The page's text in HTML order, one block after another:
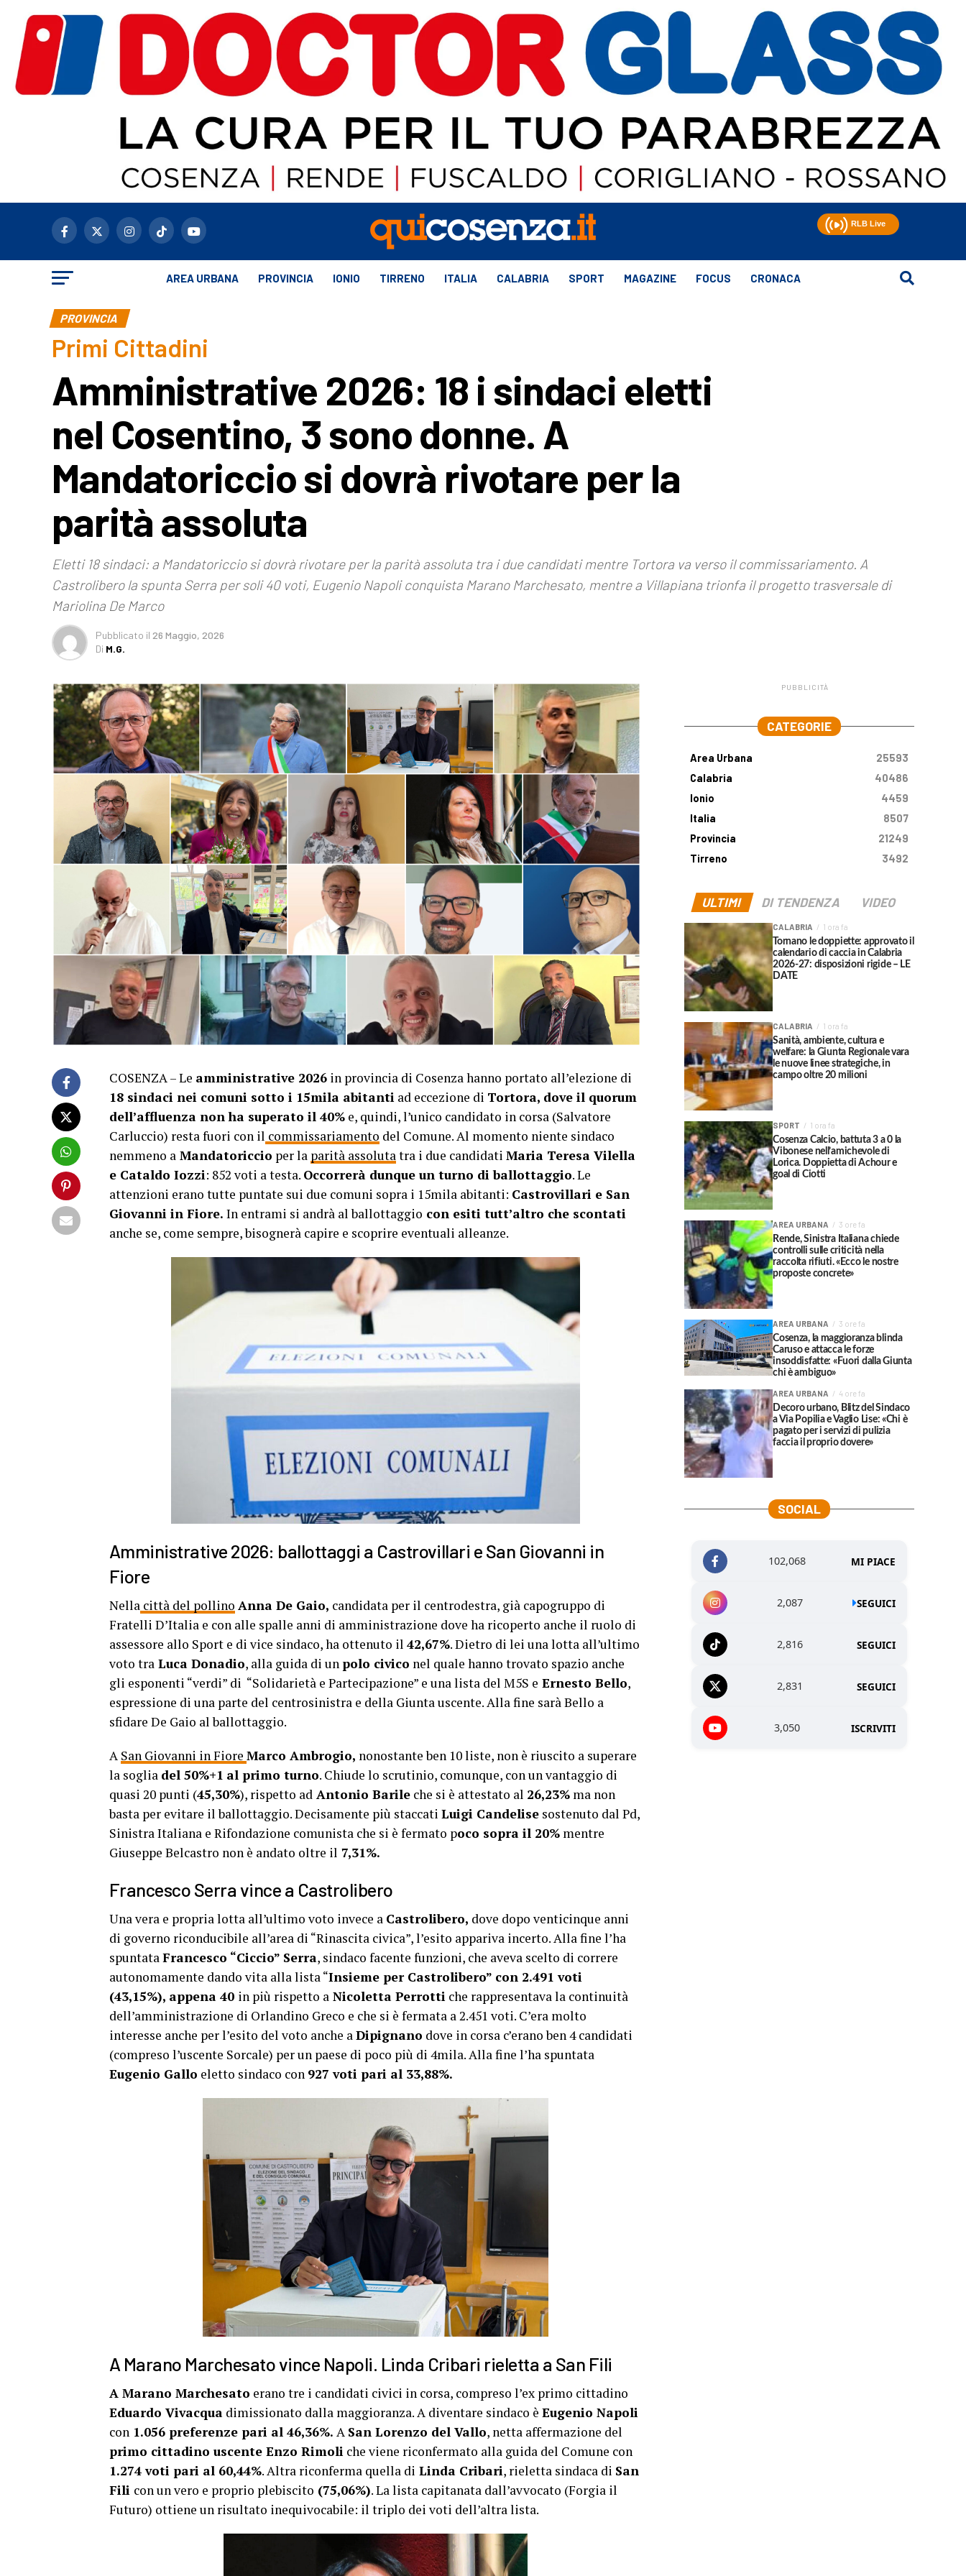
AREA URBANA PROVINCIA IONIO TIRRENO ITALIA CALABRIA SPORT MAGAZINE FOCUS CRONACA
PROVINCIA
Primi Cittadini
Amministrative 2026: 18 i sindaci eletti
nel Cosentino, 3 sono donne. A
Mandatoriccio si dovrà rivotare per la
parità assoluta
Eletti 18 sindaci: a Mandatoriccio si dovrà rivotare per la parità assoluta tra i due candidati mentre Tortora va verso il commissariamento. A
Castrolibero la spunta Serra per soli 40 voti, Eugenio Napoli conquista Marano Marchesato, mentre a Villapiana trionfa il progetto trasversale di
Mariolina De Marco
Pubblicato il 26 Maggio, 2026
Di M.G.
COSENZA – Le amministrative 2026 in provincia di Cosenza hanno portato all’elezione di
18 sindaci nei comuni sotto i 15mila abitanti ad eccezione di Tortora, dove il quorum
dell’affluenza non ha superato il 40% e, quindi, l’unico candidato in corsa (Salvatore
Carluccio) resta fuori con il commissariamento del Comune. Al momento niente sindaco
nemmeno a Mandatoriccio per la parità assolutatra i due candidati Maria Teresa Vilella
e Cataldo Iozzi: 852 voti a testa. Occorrerà dunque un turno di ballottaggio. Le
attenzioni erano tutte puntate sui due comuni sopra i 15mila abitanti: Castrovillari e San
Giovanni in Fiore. In entrami si andrà al ballottaggio con esiti tutt’altro che scontati
anche se, come sempre, bisognerà capire e scoprire eventuali alleanze.
Amministrative 2026: ballottaggi a Castrovillari e San Giovanni in
Fiore
Nella città del pollino Anna De Gaio, candidata per il centrodestra, già capogruppo di
Fratelli D’Italia e con alle spalle anni di amministrazione dove ha ricoperto anche il ruolo di
assessore allo Sport e di vice sindaco, ha ottenuto il 42,67%. Dietro di lei una lotta all’ultimo
voto tra Luca Donadio, alla guida di un polo civico nel quale hanno trovato spazio anche
gli esponenti “verdi” di “Solidarietà e Partecipazione” e una lista del M5S e Ernesto Bello,
espressione di una parte del centrosinistra e della Giunta uscente. Alla fine sarà Bello a
sfidare De Gaio al ballottaggio.
A San Giovanni in Fiore Marco Ambrogio, nonostante ben 10 liste, non è riuscito a superare
la soglia del 50%+1 al primo turno. Chiude lo scrutinio, comunque, con un vantaggio di
quasi 20 punti (45,30%), rispetto ad Antonio Barile che si è attestato al 26,23% ma non
basta per evitare il ballottaggio. Decisamente più staccati Luigi Candelise sostenuto dal Pd,
Sinistra Italiana e Rifondazione comunista che si è fermato poco sopra il 20% mentre
Giuseppe Belcastro non è andato oltre il 7,31%.
Francesco Serra vince a Castrolibero
Una vera e propria lotta all’ultimo voto invece a Castrolibero, dove dopo venticinque anni
di governo riconducibile all’area di “Rinascita civica”, l’esito appariva incerto. Alla fine l’ha
spuntataFrancesco “Ciccio” Serra, sindaco facente funzioni, che aveva scelto di correre
autonomamente dando vita alla lista “Insieme per Castrolibero” con 2.491 voti
(43,15%), appena 40 in più rispetto a Nicoletta Perrotti che rappresentava la continuità
dell’amministrazione di Orlandino Greco e che si è fermata a 2.451 voti. C’era molto
interesse anche per l’esito del voto anche aDipignano dove in corsa c’erano ben 4 candidati
(compreso l’uscente Sorcale) per un paese di poco più di 4mila. Alla fine l’ha spuntata
Eugenio Gallo eletto sindaco con 927 voti pari al 33,88%.
A Marano Marchesato vince Napoli. Linda Cribari rieletta a San Fili
A Marano Marchesato erano tre i candidati civici in corsa, compreso l’ex primo cittadino
Eduardo Vivacqua dimissionato dalla maggioranza. A diventare sindaco è Eugenio Napoli
con 1.056 preferenze pari al 46,36%. A San Lorenzo del Vallo, netta affermazione del
primo cittadino uscente Enzo Rimoli che viene riconfermato alla guida del Comune con
1.274 voti pari al 60,44%. Altra riconferma quella di Linda Cribari, rieletta sindaca di San
Fili con un vero e proprio plebiscito (75,06%). La lista capitanata dall’avvocato (Forgia il
Futuro) ottiene un risultato inequivocabile: il triplo dei voti dell’altra lista.
PUBBLICITÀ
CATEGORIE
Area Urbana
25593
Calabria
40486
Ionio
4459
Italia
8507
Provincia
21249
Tirreno
3492
ULTIMI DI TENDENZA VIDEO
CALABRIA 1 ora fa
Tornano le doppiette: approvato il
calendario di caccia in Calabria
2026-27: disposizioni rigide – LE
DATE
CALABRIA 1 ora fa
Sanità, ambiente, cultura e
welfare: la Giunta Regionale vara
le nuove linee strategiche, in
campo oltre 20 milioni
SPORT 1 ora fa
Cosenza Calcio, battuta 3 a 0 la
Vibonese nell’amichevole di
Lorica. Doppietta di Achour e
goal di Ciotti
AREA URBANA 3 ore fa
Rende, Sinistra Italiana chiede
controlli sulle criticità nella
raccolta rifiuti. «Ecco le nostre
proposte concrete»
AREA URBANA 3 ore fa
Cosenza, la maggioranza blinda
Caruso e attacca le forze
insoddisfatte: «Fuori dalla Giunta
chi è ambiguo»
AREA URBANA 4 ore fa
Decoro urbano, Blitz del Sindaco
a Via Popilia e Vaglio Lise: «Chi è
pagato per i servizi di pulizia
faccia il proprio dovere»
SOCIAL
102,068 MI PIACE
2,087 SEGUICI
2,816 SEGUICI
2,831 SEGUICI
3,050 ISCRIVITI